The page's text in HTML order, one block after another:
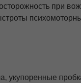
при
укупоренные